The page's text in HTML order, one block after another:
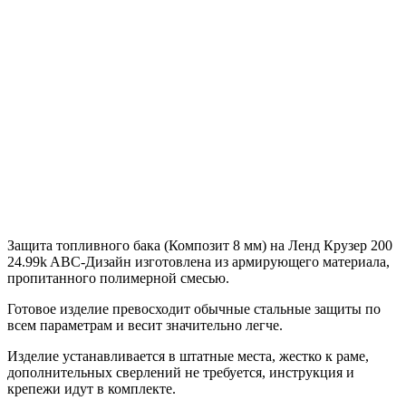
Защита топливного бака (Композит 8 мм) на Ленд Крузер 200
24.99k ABC-Дизайн изготовлена из армирующего материала,
пропитанного полимерной смесью.
Готовое изделие превосходит обычные стальные защиты по
всем параметрам и весит значительно легче.
Изделие устанавливается в штатные места, жестко к раме,
дополнительных сверлений не требуется, инструкция и
крепежи идут в комплекте.